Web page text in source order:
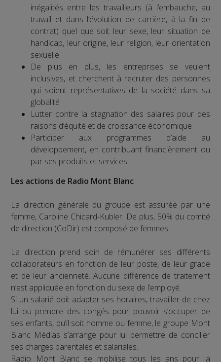
inégalités entre les travailleurs (à l’embauche, au
travail et dans l’évolution de carrière, à la fin de
contrat) quel que soit leur sexe, leur situation de
handicap, leur origine, leur religion, leur orientation
sexuelle
De plus en plus, les entreprises se veulent
inclusives, et cherchent à recruter des personnes
qui soient représentatives de la société dans sa
globalité
Lutter contre la stagnation des salaires pour des
raisons d’équité et de croissance économique
Participer aux programmes d’aide au
développement, en contribuant financièrement ou
par ses produits et services
Les actions de Radio Mont Blanc
La direction générale du groupe est assurée par une
femme, Caroline Chicard-Kubler. De plus, 50% du comité
de direction (CoDir) est composé de femmes.
La direction prend soin de rémunérer ses différents
collaborateurs en fonction de leur poste, de leur grade
et de leur ancienneté. Aucune différence de traitement
n’est appliquée en fonction du sexe de l’employé.
Si un salarié doit adapter ses horaires, travailler de chez
lui ou prendre des congés pour pouvoir s’occuper de
ses enfants, qu’il soit homme ou femme, le groupe Mont
Blanc Médias s’arrange pour lui permettre de concilier
ses charges parentales et salariales.
Radio Mont Blanc se mobilise tous les ans pour la